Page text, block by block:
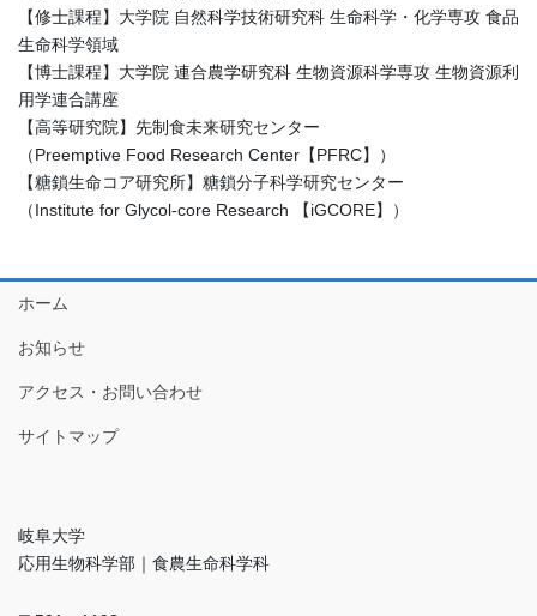
【修士課程】大学院 自然科学技術研究科 生命科学・化学専攻 食品
生命科学領域
【博士課程】大学院 連合農学研究科 生物資源科学専攻 生物資源利
用学連合講座
【高等研究院】先制食未来研究センター
（Preemptive Food Research Center【PFRC】）
【糖鎖生命コア研究所】糖鎖分子科学研究センター
（Institute for Glycol-core Research 【iGCORE】）
ホーム
お知らせ
アクセス・お問い合わせ
サイトマップ
岐阜大学
応用生物科学部｜食農生命科学科